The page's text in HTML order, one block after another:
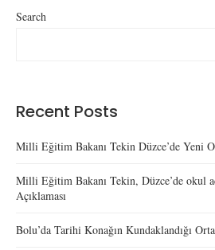
Search
Recent Posts
Milli Eğitim Bakanı Tekin Düzce’de Yeni
Milli Eğitim Bakanı Tekin, Düzce’de okul
Açıklaması
Bolu’da Tarihi Konağın Kundaklandığı